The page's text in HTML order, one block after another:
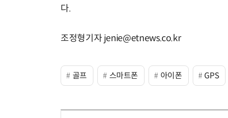
다.
조정형기자 jenie@etnews.co.kr
골프 스마트폰 아이폰 GPS